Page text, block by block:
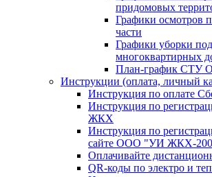
придомовых
Графики осмотров
части
Графики уборки
многоквартирных
План-график
Инструкции (оплата, личный
Инструкция по оплате
Инструкция по
ЖКХ
Инструкция по
сайте ООО "УИ ЖКХ-
Оплачивайте
QR-коды по электро и